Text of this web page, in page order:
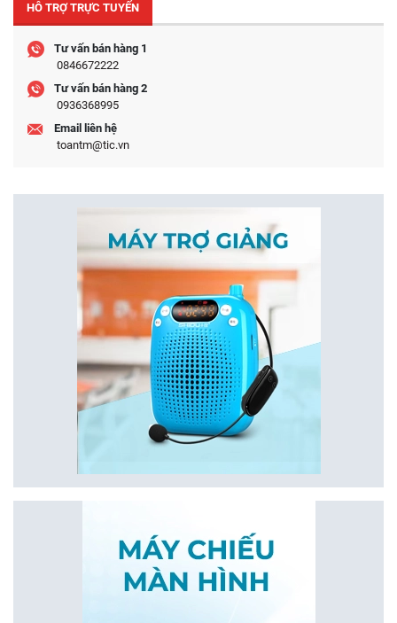
HỖ TRỢ TRỰC TUYẾN
Tư vấn bán hàng 1
0846672222
Tư vấn bán hàng 2
0936368995
Email liên hệ
toantm@tic.vn